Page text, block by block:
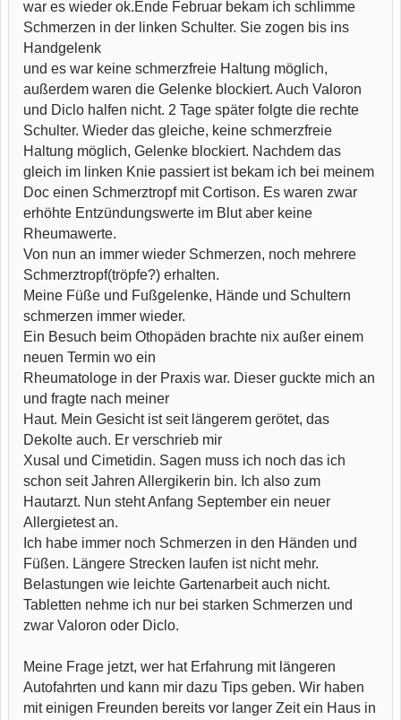
war es wieder ok.Ende Februar bekam ich schlimme
Schmerzen in der linken Schulter. Sie zogen bis ins
Handgelenk
und es war keine schmerzfreie Haltung möglich,
außerdem waren die Gelenke blockiert. Auch Valoron
und Diclo halfen nicht. 2 Tage später folgte die rechte
Schulter. Wieder das gleiche, keine schmerzfreie
Haltung möglich, Gelenke blockiert. Nachdem das
gleich im linken Knie passiert ist bekam ich bei meinem
Doc einen Schmerztropf mit Cortison. Es waren zwar
erhöhte Entzündungswerte im Blut aber keine
Rheumawerte.
Von nun an immer wieder Schmerzen, noch mehrere
Schmerztropf(tröpfe?) erhalten.
Meine Füße und Fußgelenke, Hände und Schultern
schmerzen immer wieder.
Ein Besuch beim Othopäden brachte nix außer einem
neuen Termin wo ein
Rheumatologe in der Praxis war. Dieser guckte mich an
und fragte nach meiner
Haut. Mein Gesicht ist seit längerem gerötet, das
Dekolte auch. Er verschrieb mir
Xusal und Cimetidin. Sagen muss ich noch das ich
schon seit Jahren Allergikerin bin. Ich also zum
Hautarzt. Nun steht Anfang September ein neuer
Allergietest an.
Ich habe immer noch Schmerzen in den Händen und
Füßen. Längere Strecken laufen ist nicht mehr.
Belastungen wie leichte Gartenarbeit auch nicht.
Tabletten nehme ich nur bei starken Schmerzen und
zwar Valoron oder Diclo.
Meine Frage jetzt, wer hat Erfahrung mit längeren
Autofahrten und kann mir dazu Tips geben. Wir haben
mit einigen Freunden bereits vor langer Zeit ein Haus in